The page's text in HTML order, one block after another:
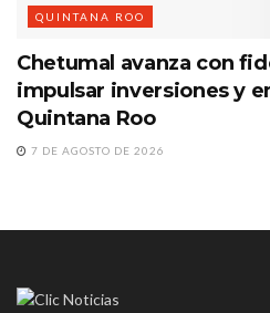
QUINTANA ROO
Chetumal avanza con
impulsar inversiones y
Quintana Roo
7 DE AGOSTO DE 2026